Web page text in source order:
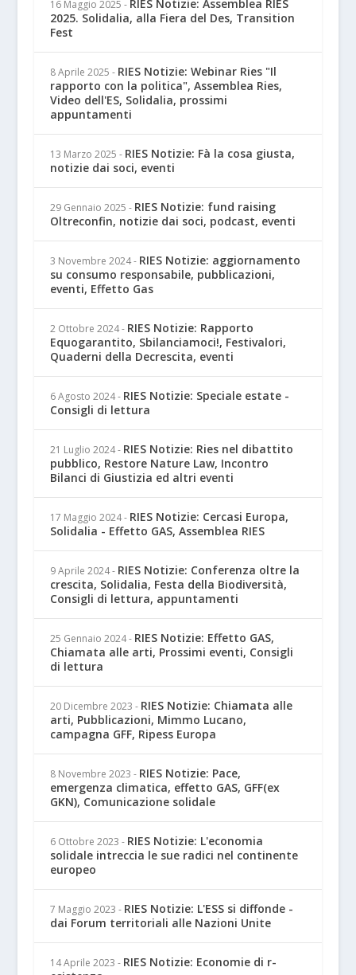
16 Maggio 2025 - RIES Notizie: Assemblea RIES
2025. Solidalia, alla Fiera del Des, Transition
Fest
8 Aprile 2025 - RIES Notizie: Webinar Ries "Il
rapporto con la politica", Assemblea Ries,
Video dell'ES, Solidalia, prossimi
appuntamenti
13 Marzo 2025 - RIES Notizie: Fà la cosa giusta,
notizie dai soci, eventi
29 Gennaio 2025 - RIES Notizie: fund raising
Oltreconfin, notizie dai soci, podcast, eventi
3 Novembre 2024 - RIES Notizie: aggiornamento
su consumo responsabile, pubblicazioni,
eventi, Effetto Gas
2 Ottobre 2024 - RIES Notizie: Rapporto
Equogarantito, Sbilanciamoci!, Festivalori,
Quaderni della Decrescita, eventi
6 Agosto 2024 - RIES Notizie: Speciale estate -
Consigli di lettura
21 Luglio 2024 - RIES Notizie: Ries nel dibattito
pubblico, Restore Nature Law, Incontro
Bilanci di Giustizia ed altri eventi
17 Maggio 2024 - RIES Notizie: Cercasi Europa,
Solidalia - Effetto GAS, Assemblea RIES
9 Aprile 2024 - RIES Notizie: Conferenza oltre la
crescita, Solidalia, Festa della Biodiversità,
Consigli di lettura, appuntamenti
25 Gennaio 2024 - RIES Notizie: Effetto GAS,
Chiamata alle arti, Prossimi eventi, Consigli
di lettura
20 Dicembre 2023 - RIES Notizie: Chiamata alle
arti, Pubblicazioni, Mimmo Lucano,
campagna GFF, Ripess Europa
8 Novembre 2023 - RIES Notizie: Pace,
emergenza climatica, effetto GAS, GFF(ex
GKN), Comunicazione solidale
6 Ottobre 2023 - RIES Notizie: L'economia
solidale intreccia le sue radici nel continente
europeo
7 Maggio 2023 - RIES Notizie: L'ESS si diffonde -
dai Forum territoriali alle Nazioni Unite
14 Aprile 2023 - RIES Notizie: Economie di r-